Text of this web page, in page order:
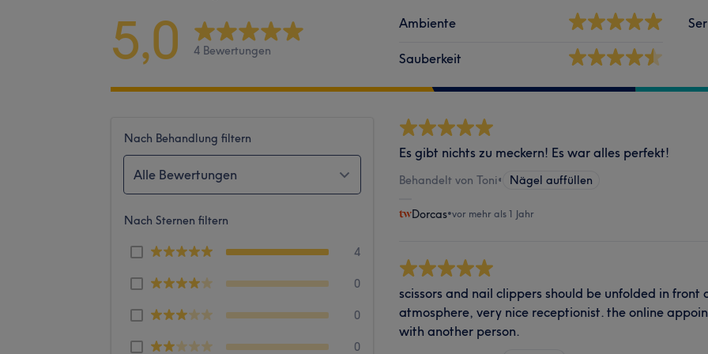
5,0 4 Bewertungen
Ambiente
Sauberkeit
Nach Behandlung filtern
Alle Bewertungen
Nach Sternen filtern
4
0
0
0
Es gibt nichts zu meckern! Es war alles perfekt!
Behandelt von Toni• Nägel auffüllen
Dorcas•vor mehr als 1 Jahr
scissors and nail clippers should be unfolded in
atmosphere, very nice receptionist. the online
with another person.